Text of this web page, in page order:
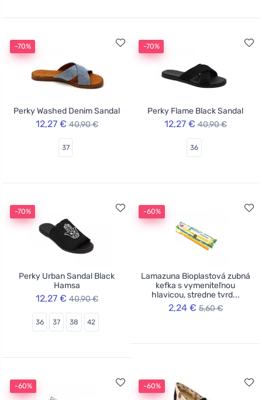
-70%
Perky Washed Denim Sandal
12,27 € 40,90 €
37
-70%
Perky Flame Black Sandal
12,27 € 40,90 €
36
-70%
Perky Urban Sandal Black
Hamsa
12,27 € 40,90 €
36 37 38 42
-60%
Lamazuna Bioplastová zubná
kefka s vymeniteľnou
hlavicou, stredne tvrd...
2,24 € 5,60 €
-60% -60%